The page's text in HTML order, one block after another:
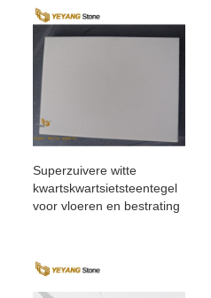
Superzuivere witte
kwartskwartsietsteentegel
voor vloeren en bestrating